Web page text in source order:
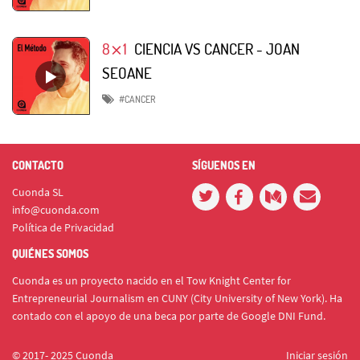
8⨯1 CIENCIA VS CANCER - JOAN
SEOANE
#CANCER
CONTACTO
Cuonda SL
info@cuonda.com
Política de Privacidad
SÍGUENOS EN
QUIÉNES SOMOS
Cuonda es un proyecto nacido en el Tow Knight Center for
Entrepreneurial Journalism en CUNY (City University of New York). Ha
contado con el apoyo de una beca por parte de Google DNI Fund.
© 2017- 2025 Cuonda Iniciar sesión